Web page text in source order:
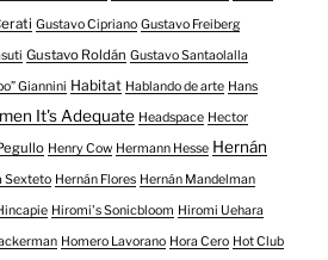
Gustavo Cipriano Gustavo Freiberg
Gustavo Roldán Gustavo Santaolalla
Giannini Habitat Hablando de arte Hans
It's Adequate Headspace Hector
Henry Cow Hermann Hesse Hernán
Sexteto Hernán Flores Hernán Mandelman
Hiromi's Sonicbloom Hiromi Uehara
Homero Lavorano Hora Cero Hot Club